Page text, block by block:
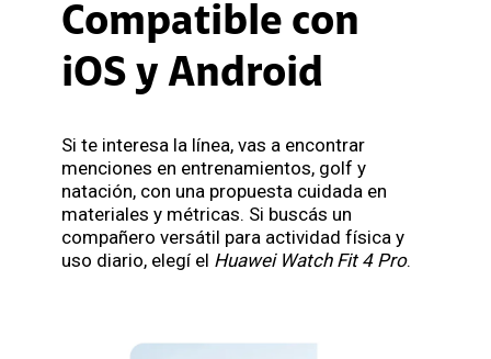
Compatible con
iOS y Android
Si te interesa la línea, vas a encontrar
menciones en entrenamientos, golf y
natación, con una propuesta cuidada en
materiales y métricas. Si buscás un
compañero versátil para actividad física y
uso diario, elegí el Huawei Watch Fit 4 Pro.